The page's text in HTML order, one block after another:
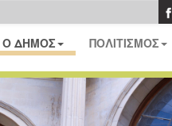
Ο ΔΗΜΟΣ ΠΟΛΙΤΙΣΜΟΣ